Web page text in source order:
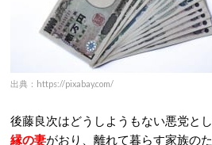
出典：https://pixabay.com/
後藤良次はどうしようもない悪党と
縁の妻がおり、離れて暮らす家族の